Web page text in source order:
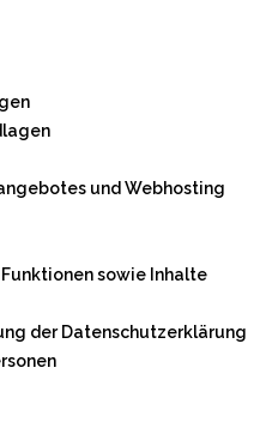
und Webhosting
sowie Inhalte
der Datenschutzerklärung